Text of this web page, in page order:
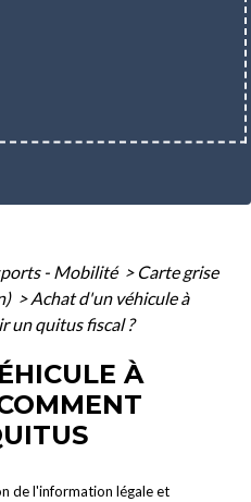
- Mobilité > Carte grise
> Achat d'un véhicule à
un quitus fiscal ?
À
de l'information légale et